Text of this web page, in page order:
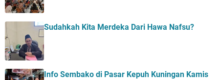
Sudahkah Kita Merdeka Dari Hawa Nafsu?
Info Sembako di Pasar Kepuh Kuningan Kamis